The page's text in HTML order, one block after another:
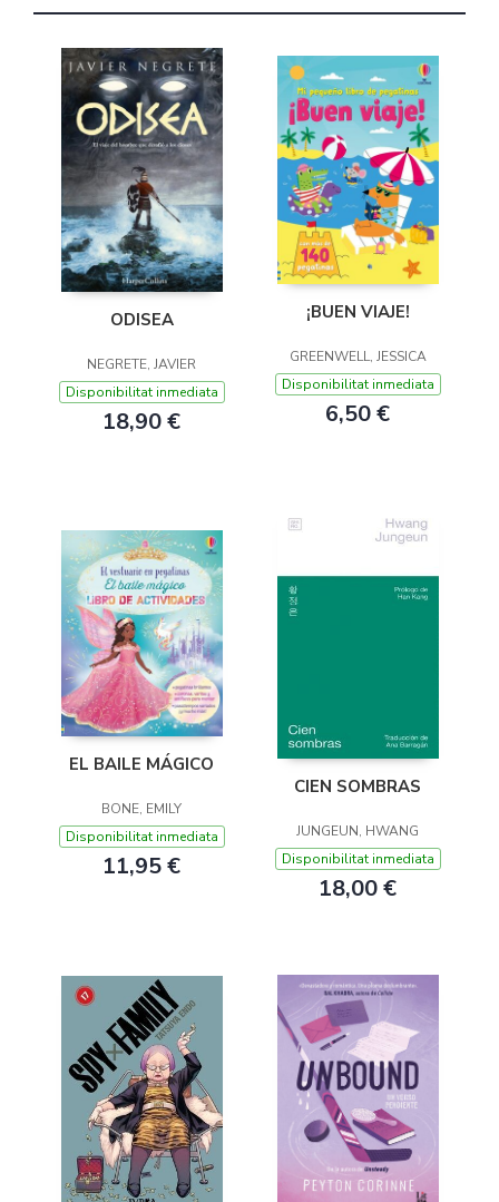
ODISEA
NEGRETE, JAVIER
Disponibilitat inmediata
18,90 €
¡BUEN VIAJE!
GREENWELL, JESSICA
Disponibilitat inmediata
6,50 €
EL BAILE MÁGICO
BONE, EMILY
Disponibilitat inmediata
11,95 €
CIEN SOMBRAS
JUNGEUN, HWANG
Disponibilitat inmediata
18,00 €